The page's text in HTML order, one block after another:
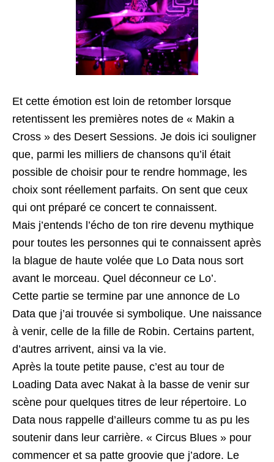
Et cette émotion est loin de retomber lorsque
retentissent les premières notes de « Makin a
Cross » des Desert Sessions. Je dois ici souligner
que, parmi les milliers de chansons qu’il était
possible de choisir pour te rendre hommage, les
choix sont réellement parfaits. On sent que ceux
qui ont préparé ce concert te connaissent.
Mais j’entends l’écho de ton rire devenu mythique
pour toutes les personnes qui te connaissent après
la blague de haute volée que Lo Data nous sort
avant le morceau. Quel déconneur ce Lo’.
Cette partie se termine par une annonce de Lo
Data que j’ai trouvée si symbolique. Une naissance
à venir, celle de la fille de Robin. Certains partent,
d’autres arrivent, ainsi va la vie.
Après la toute petite pause, c’est au tour de
Loading Data avec Nakat à la basse de venir sur
scène pour quelques titres de leur répertoire. Lo
Data nous rappelle d’ailleurs comme tu as pu les
soutenir dans leur carrière. « Circus Blues » pour
commencer et sa patte groovie que j’adore. Le